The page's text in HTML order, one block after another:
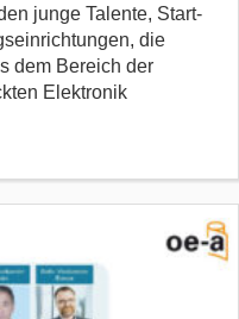
junge Talente, Start-
die
dem Bereich der
Elektronik